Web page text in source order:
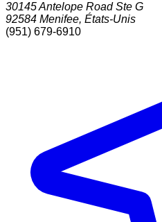
30145 Antelope Road Ste G
92584 Menifee, États-Unis
(951) 679-6910